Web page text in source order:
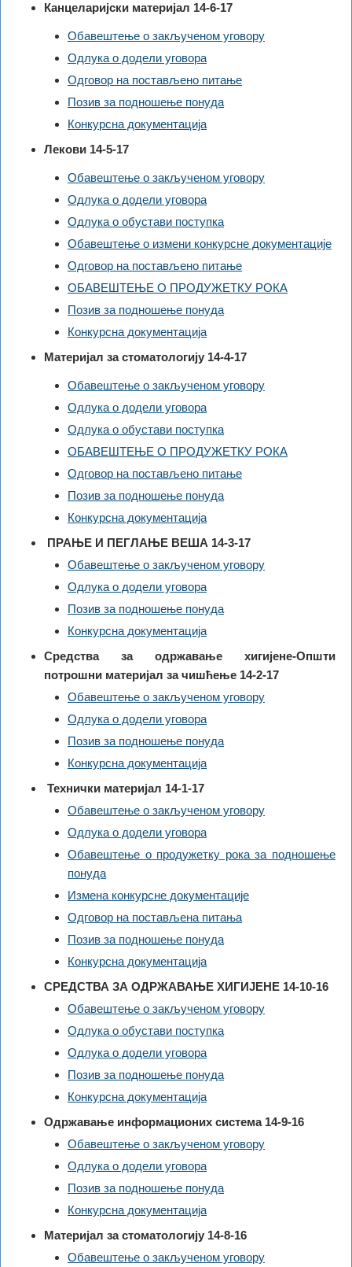
Канцеларијски материјал 14-6-17
Обавештење о закљученом уговору
Одлука о додели уговора
Одговор на постављено питање
Позив за подношење понуда
Конкурсна документација
Лекови 14-5-17
Обавештење о закљученом уговору
Одлука о додели уговора
Одлука о обустави поступка
Обавештење о измени конкурсне документације
Одговор на постављено питање
ОБАВЕШТЕЊЕ О ПРОДУЖЕТКУ РОКА
Позив за подношење понуда
Конкурсна документација
Материјал за стоматологију 14-4-17
Обавештење о закљученом уговору
Одлука о додели уговора
Одлука о обустави поступка
ОБАВЕШТЕЊЕ О ПРОДУЖЕТКУ РОКА
Одговор на постављено питање
Позив за подношење понуда
Конкурсна документација
ПРАЊЕ И ПЕГЛАЊЕ ВЕША 14-3-17
Обавештење о закљученом уговору
Одлука о додели уговора
Позив за подношење понуда
Конкурсна документација
Средства за одржавање хигијене-Општи
потрошни материјал за чишћење 14-2-17
Обавештење о закљученом уговору
Одлука о додели уговора
Позив за подношење понуда
Конкурсна документација
Технички материјал 14-1-17
Обавештење о закљученом уговору
Одлука о додели уговора
Обавештење о продужетку рока за подношење
понуда
Измена конкурсне документације
Одговор на постављена питања
Позив за подношење понуда
Конкурсна документација
СРЕДСТВА ЗА ОДРЖАВАЊЕ ХИГИЈЕНЕ 14-10-16
Обавештење о закљученом уговору
Одлука о обустави поступка
Одлука о додели уговора
Позив за подношење понуда
Конкурсна документација
Одржавање информационих система 14-9-16
Обавештење о закљученом уговору
Одлука о додели уговора
Позив за подношење понуда
Конкурсна документација
Материјал за стоматологију 14-8-16
Обавештење о закљученом уговору